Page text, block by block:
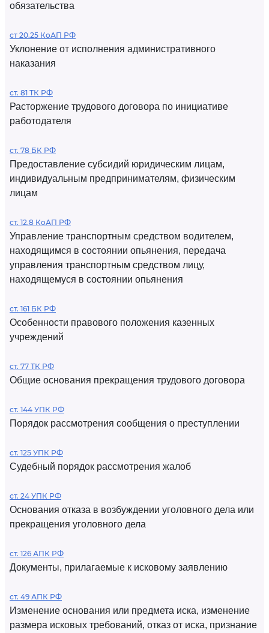
обязательства
ст 20.25 КоАП РФ
Уклонение от исполнения административного
наказания
ст. 81 ТК РФ
Расторжение трудового договора по инициативе
работодателя
ст. 78 БК РФ
Предоставление субсидий юридическим лицам,
индивидуальным предпринимателям, физическим
лицам
ст. 12.8 КоАП РФ
Управление транспортным средством водителем,
находящимся в состоянии опьянения, передача
управления транспортным средством лицу,
находящемуся в состоянии опьянения
ст. 161 БК РФ
Особенности правового положения казенных
учреждений
ст. 77 ТК РФ
Общие основания прекращения трудового договора
ст. 144 УПК РФ
Порядок рассмотрения сообщения о преступлении
ст. 125 УПК РФ
Судебный порядок рассмотрения жалоб
ст. 24 УПК РФ
Основания отказа в возбуждении уголовного дела или
прекращения уголовного дела
ст. 126 АПК РФ
Документы, прилагаемые к исковому заявлению
ст. 49 АПК РФ
Изменение основания или предмета иска, изменение
размера исковых требований, отказ от иска, признание